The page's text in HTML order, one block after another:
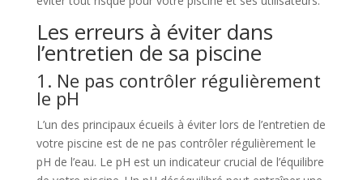
Les erreurs à éviter dans
l’entretien de sa piscine
1. Ne pas contrôler régulièrement
le pH
L’un des principaux écueils à éviter lors de l’entretien de
votre piscine est de ne pas contrôler régulièrement le
pH de l’eau. Le pH est un indicateur crucial de l’équilibre